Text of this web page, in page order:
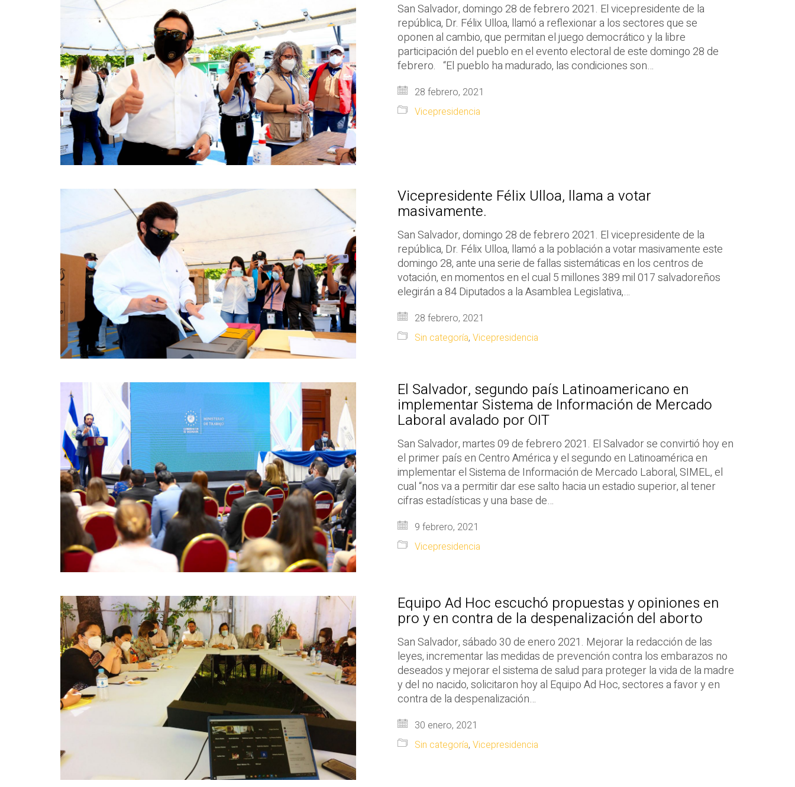
San Salvador, domingo 28 de febrero 2021. El vicepresidente de la
república, Dr. Félix Ulloa, llamó a reflexionar a los sectores que se
oponen al cambio, que permitan el juego democrático y la libre
participación del pueblo en el evento electoral de este domingo 28 de
febrero. “El pueblo ha madurado, las condiciones son…
28 febrero, 2021
Vicepresidencia
Vicepresidente Félix Ulloa, llama a votar
masivamente.
San Salvador, domingo 28 de febrero 2021. El vicepresidente de la
república, Dr. Félix Ulloa, llamó a la población a votar masivamente este
domingo 28, ante una serie de fallas sistemáticas en los centros de
votación, en momentos en el cual 5 millones 389 mil 017 salvadoreños
elegirán a 84 Diputados a la Asamblea Legislativa,…
28 febrero, 2021
Sin categoría, Vicepresidencia
El Salvador, segundo país Latinoamericano en
implementar Sistema de Información de Mercado
Laboral avalado por OIT
San Salvador, martes 09 de febrero 2021. El Salvador se convirtió hoy en
el primer país en Centro América y el segundo en Latinoamérica en
implementar el Sistema de Información de Mercado Laboral, SIMEL, el
cual “nos va a permitir dar ese salto hacia un estadio superior, al tener
cifras estadísticas y una base de…
9 febrero, 2021
Vicepresidencia
Equipo Ad Hoc escuchó propuestas y opiniones en
pro y en contra de la despenalización del aborto
San Salvador, sábado 30 de enero 2021. Mejorar la redacción de las
leyes, incrementar las medidas de prevención contra los embarazos no
deseados y mejorar el sistema de salud para proteger la vida de la madre
y del no nacido, solicitaron hoy al Equipo Ad Hoc, sectores a favor y en
contra de la despenalización…
30 enero, 2021
Sin categoría, Vicepresidencia